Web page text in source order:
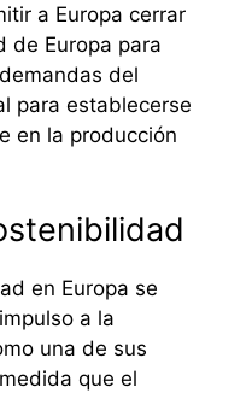
a Europa cerrar
de Europa para
del
para establecerse
en la producción
en Europa se
a la
una de sus
que el